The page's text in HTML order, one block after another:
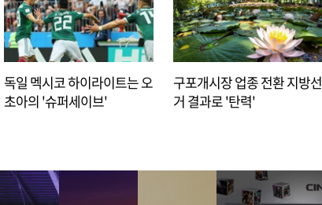
독일 멕시코 하이라이트는 오
초아의 '슈퍼세이브'
구포개시장 업종 전환 지방선
거 결과로 '탄력'